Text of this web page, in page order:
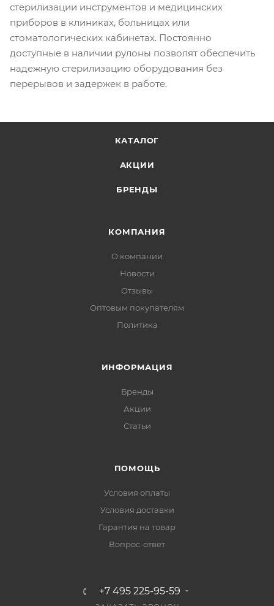
стерилизации инструментов и медицинских
приборов в клиниках, больницах или
стоматологических кабинетах. Постоянно
доступные в наличии рулоны позволят обеспечить
надежную стерилизацию оборудования без
перерывов и задержек в работе.
КАТАЛОГ
АКЦИИ
БРЕНДЫ
КОМПАНИЯ
О компании
Новости
Отзывы
Оптовым покупателям
Политика
ИНФОРМАЦИЯ
Бренды
Акции
Статьи
ПОМОЩЬ
Условия оплаты
Условия доставки
Гарантия на товар
Вопрос-ответ
+7 495 225-95-59